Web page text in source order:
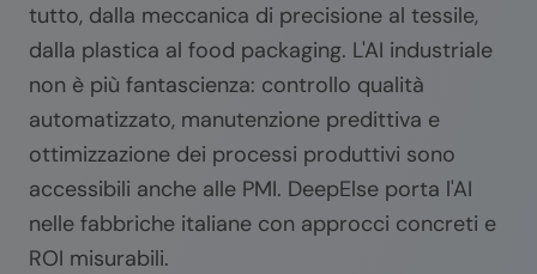
tutto, dalla meccanica di precisione al tessile,
dalla plastica al food packaging. L'AI industriale
non è più fantascienza: controllo qualità
automatizzato, manutenzione predittiva e
ottimizzazione dei processi produttivi sono
accessibili anche alle PMI. DeepElse porta l'AI
nelle fabbriche italiane con approcci concreti e
ROI misurabili.